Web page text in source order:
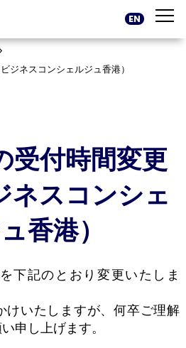
ジネスコンシェルジュ香港）
EN
受付時間変更
ネスコンシェ
香港）
下記のとおり変更いたしま
けいたしますが、何卒ご理解
申し上げます。